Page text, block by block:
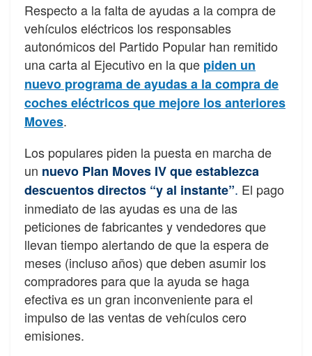
Respecto a la falta de ayudas a la compra de
vehículos eléctricos los responsables
autonómicos del Partido Popular han remitido
una carta al Ejecutivo en la que piden un
nuevo programa de ayudas a la compra de
coches eléctricos que mejore los anteriores
Moves.
Los populares piden la puesta en marcha de
un nuevo Plan Moves IV que establezca
descuentos directos “y al instante”. El pago
inmediato de las ayudas es una de las
peticiones de fabricantes y vendedores que
llevan tiempo alertando de que la espera de
meses (incluso años) que deben asumir los
compradores para que la ayuda se haga
efectiva es un gran inconveniente para el
impulso de las ventas de vehículos cero
emisiones.